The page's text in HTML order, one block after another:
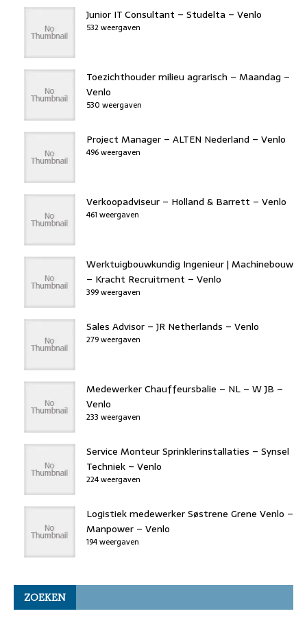
Junior IT Consultant – Studelta – Venlo
532 weergaven
Toezichthouder milieu agrarisch – Maandag –
Venlo
530 weergaven
Project Manager – ALTEN Nederland – Venlo
496 weergaven
Verkoopadviseur – Holland & Barrett – Venlo
461 weergaven
Werktuigbouwkundig Ingenieur | Machinebouw
– Kracht Recruitment – Venlo
399 weergaven
Sales Advisor – JR Netherlands – Venlo
279 weergaven
Medewerker Chauffeursbalie – NL – W JB –
Venlo
233 weergaven
Service Monteur Sprinklerinstallaties – Synsel
Techniek – Venlo
224 weergaven
Logistiek medewerker Søstrene Grene Venlo –
Manpower – Venlo
194 weergaven
ZOEKEN